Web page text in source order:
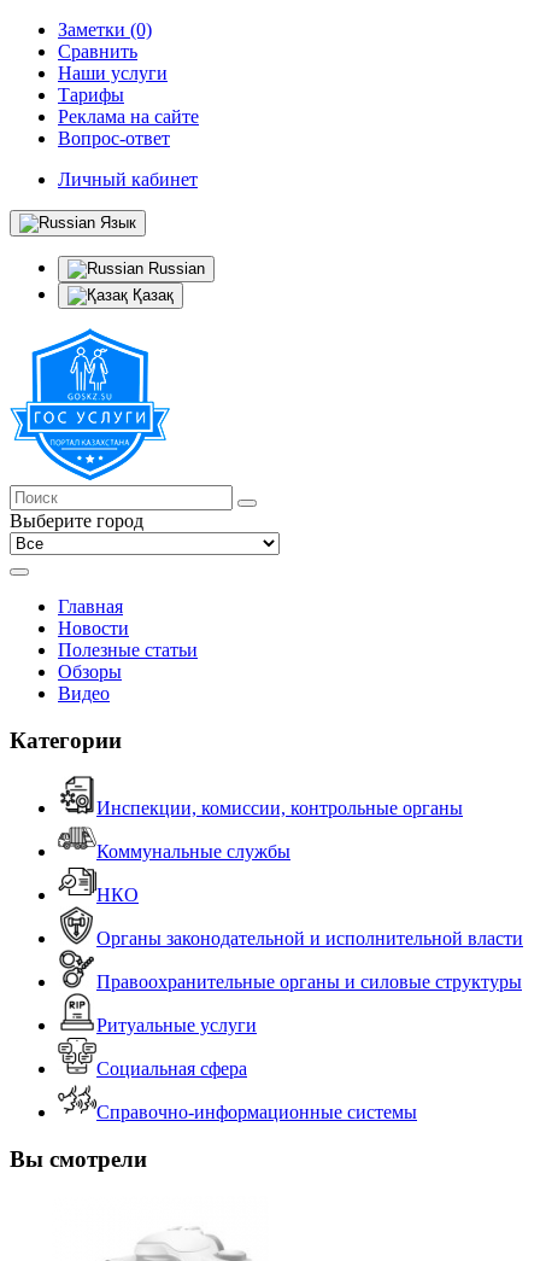
Заметки (0)
Сравнить
Наши услуги
Тарифы
Реклама на сайте
Вопрос-ответ
Личный кабинет
Язык
Russian
Қазақ
Выберите город
Главная
Новости
Полезные статьи
Обзоры
Видео
Категории
Инспекции, комиссии, контрольные органы
Коммунальные службы
НКО
Органы законодательной и исполнительной власти
Правоохранительные органы и силовые структуры
Ритуальные услуги
Социальная сфера
Справочно-информационные системы
Вы смотрели